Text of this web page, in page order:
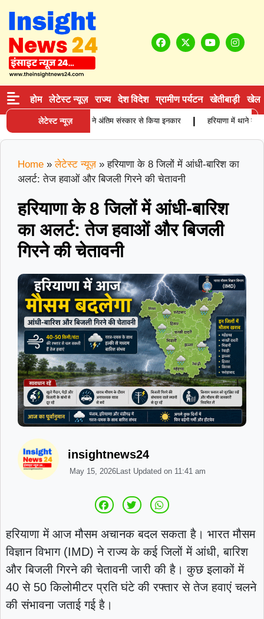
होम लेटेस्ट न्यूज़ राज्य देश विदेश ग्रामीण पर्यटन खेतीबाड़ी खेल
लेटेस्ट न्यूज़
कारोबारी की मौत, बेटियों ने अंतिम संस्कार से किया इनकार हरियाणा में थाने के
Home » लेटेस्ट न्यूज़ »हरियाणा के 8 जिलों में आंधी-बारिश का
अलर्ट: तेज हवाओं और बिजली गिरने की चेतावनी
हरियाणा के 8 जिलों में आंधी-बारिश
का अलर्ट: तेज हवाओं और बिजली
गिरने की चेतावनी
insightnews24
May 15, 2026Last Updated on 11:41 am
हरियाणा में आज मौसम अचानक बदल सकता है। भारत मौसम
विज्ञान विभाग (IMD) ने राज्य के कई जिलों में आंधी, बारिश
और बिजली गिरने की चेतावनी जारी की है। कुछ इलाकों में
40 से 50 किलोमीटर प्रति घंटे की रफ्तार से तेज हवाएं चलने
की संभावना जताई गई है।